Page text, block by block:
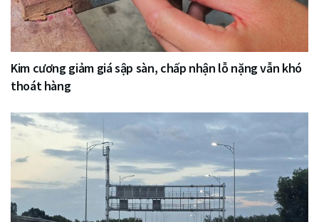
Kim cương giảm giá sập sàn, chấp nhận lỗ nặng vẫn khó
thoát hàng